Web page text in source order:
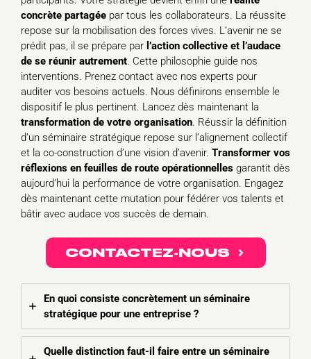
concrète partagée par tous les collaborateurs. La réussite
repose sur la mobilisation des forces vives. L’avenir ne se
prédit pas, il se prépare par l’action collective et l’audace
de se réunir autrement. Cette philosophie guide nos
interventions. Prenez contact avec nos experts pour
auditer vos besoins actuels. Nous définirons ensemble le
dispositif le plus pertinent. Lancez dès maintenant la
transformation de votre organisation. Réussir la définition
d’un séminaire stratégique repose sur l’alignement collectif
et la co-construction d’une vision d’avenir. Transformer vos
réflexions en feuilles de route opérationnelles garantit dès
aujourd’hui la performance de votre organisation. Engagez
dès maintenant cette mutation pour fédérer vos talents et
bâtir avec audace vos succès de demain.
CONTACTEZ-NOUS
En quoi consiste concrètement un séminaire
stratégique pour une entreprise ?
Quelle distinction faut-il faire entre un séminaire